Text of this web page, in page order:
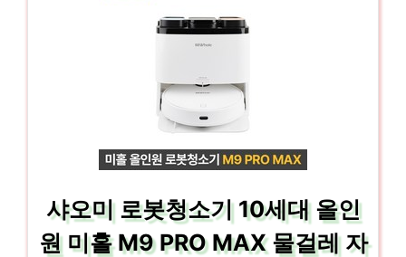
샤오미 로봇청소기 10세대 올인
원 미홀 M9 PRO MAX 물걸레 자